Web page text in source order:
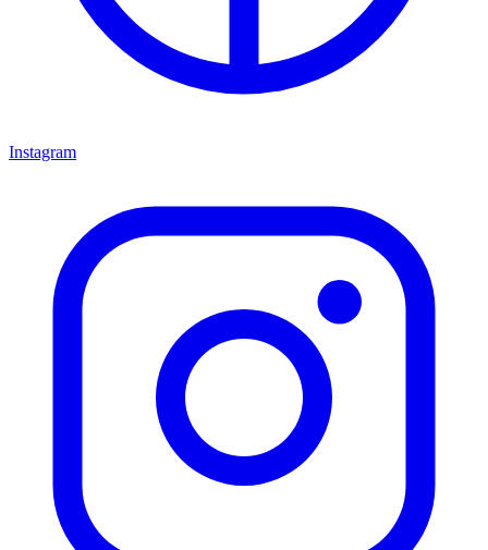
Instagram